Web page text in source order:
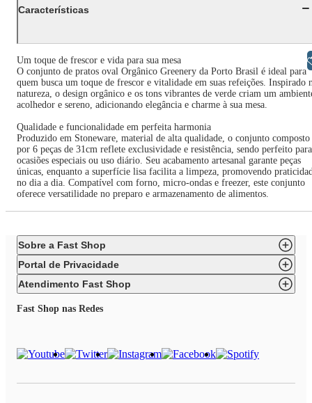
Características
Um toque de frescor e vida para sua mesa
O conjunto de pratos oval Orgânico Greenery da Porto Brasil é ideal para
quem busca um toque de frescor e vitalidade em suas refeições. Inspirado
natureza, o design orgânico e os tons vibrantes de verde criam um
acolhedor e sereno, adicionando elegância e charme à sua mesa.
Qualidade e funcionalidade em perfeita harmonia
Produzido em Stoneware, material de alta qualidade, o conjunto composto
por 6 peças de 31cm reflete exclusividade e resistência, sendo perfeito para
ocasiões especiais ou uso diário. Seu acabamento artesanal garante peças
únicas, enquanto a superfície lisa facilita a limpeza, promovendo
no dia a dia. Compatível com forno, micro-ondas e freezer, este conjunto
oferece versatilidade no preparo e armazenamento de alimentos.
Sobre a Fast Shop
Portal de Privacidade
Atendimento Fast Shop
Fast Shop nas Redes